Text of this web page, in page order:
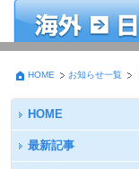
HOME お知らせ一覧
HOME
最新記事